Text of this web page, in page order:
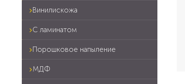
Винилискожа
С ламинатом
Порошковое напыление
МДФ